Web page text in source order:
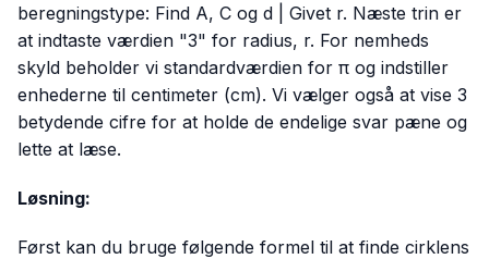
beregningstype: Find A, C og d | Givet r. Næste trin er
at indtaste værdien "3" for radius, r. For nemheds
skyld beholder vi standardværdien for π og indstiller
enhederne til centimeter (cm). Vi vælger også at vise 3
betydende cifre for at holde de endelige svar pæne og
lette at læse.
Løsning:
Først kan du bruge følgende formel til at finde cirklens